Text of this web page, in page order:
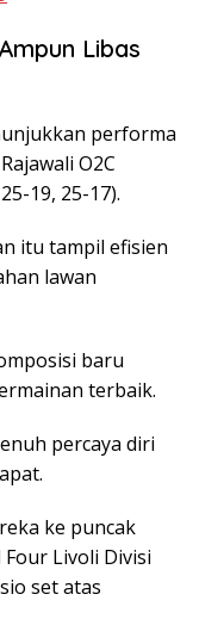
Libas
performa
O2C
19, 25-17).
itu tampil efisien
lawan
baru
terbaik.
percaya diri
ke puncak
Livoli Divisi
set atas